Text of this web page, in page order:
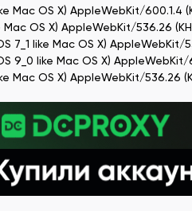
Mac OS X) AppleWebKit/600.1.4
Mac OS X) AppleWebKit/536.26
7_1 like Mac OS X) AppleWebKit/
9_0 like Mac OS X)
Mac OS X) AppleWebKit/